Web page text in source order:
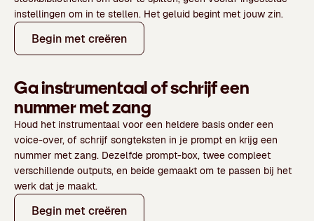
instellingen om in te stellen. Het geluid begint met jouw zin.
Begin met creëren
Ga instrumentaal of schrijf een
nummer met zang
Houd het instrumentaal voor een heldere basis onder een
voice-over, of schrijf songteksten in je prompt en krijg een
nummer met zang. Dezelfde prompt-box, twee compleet
verschillende outputs, en beide gemaakt om te passen bij het
werk dat je maakt.
Begin met creëren